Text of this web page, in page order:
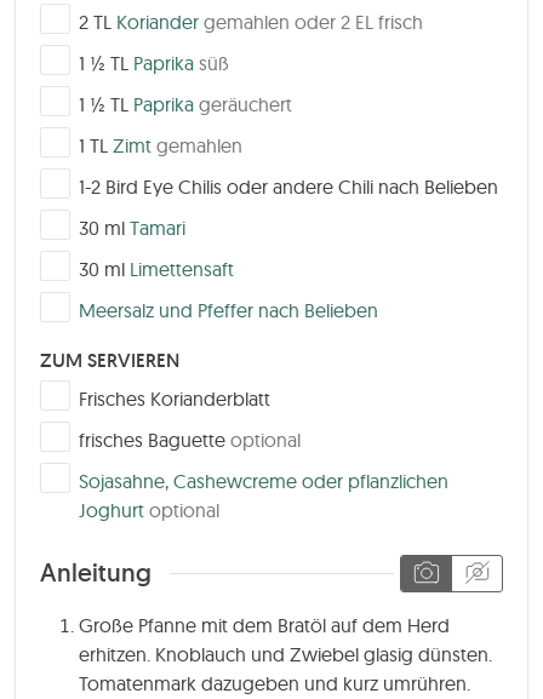
▢
2 TL Koriander gemahlen oder 2 EL frisch
▢1 ½ TL Paprika süß
▢1 ½ TL Paprika geräuchert
▢1 TL Zimt gemahlen
▢1-2 Bird Eye Chilis oder andere Chili nach Belieben
▢
30 ml Tamari
▢
30 ml Limettensaft
▢Meersalz und Pfeffer nach Belieben
ZUM SERVIEREN
▢
Frisches Korianderblatt
▢
frisches Baguette optional
▢
Sojasahne, Cashewcreme oder pflanzlichen
Joghurt optional
Anleitung
Große Pfanne mit dem Bratöl auf dem Herd
erhitzen. Knoblauch und Zwiebel glasig dünsten.
Tomatenmark dazugeben und kurz umrühren.